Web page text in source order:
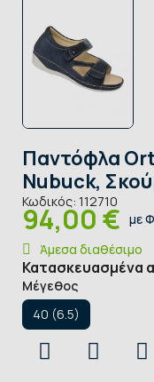
Παντόφλα
Nubuck,
Κωδικός: 112710
94,00 € με
Άμεσα διαθέσιμο
Κατασκευασμένα
Μέγεθος
40 (6.5)